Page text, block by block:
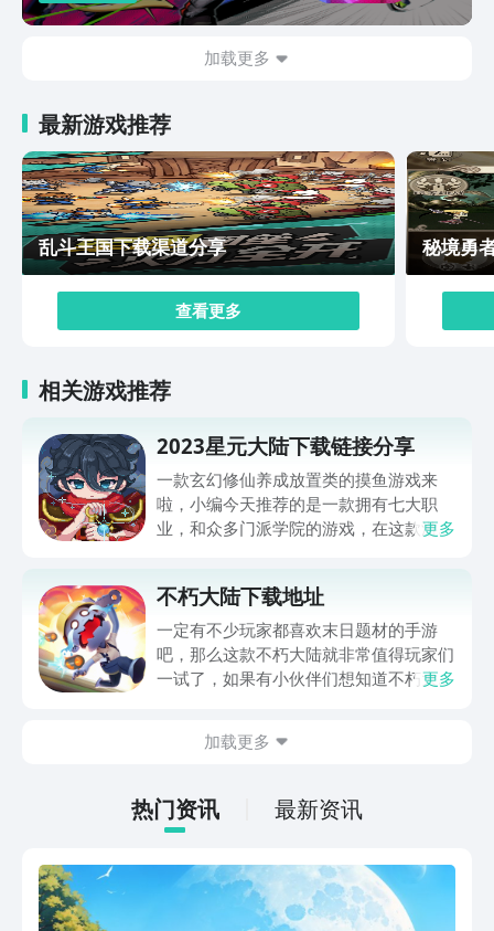
家可以在每次战斗前进行技能重置，在对战时还能利用元
素反应来提升战斗能力。以上就是悠星大陆下载地址分享
的内容了，这个游戏除了丰富的剧情和多内容的养成玩法
在开启下载后及时预约游戏的下载。
加载更多
最新游戏推荐
乱斗王国下载渠道分享
查看更多
秘境勇
相关游戏推荐
2023星元大陆下载链接分享
一款玄幻修仙养成放置类的摸鱼游戏来
啦，小编今天推荐的是一款拥有七大职
业，和众多门派学院的游戏，在这款游戏
分享，游戏中最迷人的地方就是武技的展
示了，一起去看看吧。
更多
不朽大陆下载地址
一定有不少玩家都喜欢末日题材的手游
吧，那么这款不朽大陆就非常值得玩家们
一试了，如果有小伙伴们想知道不朽大陆
作为一款玩起来比较轻松的放置类卡牌游
漫风格，那么跟随小编继续来了解吧。
更多
加载更多
热门资讯 最新资讯